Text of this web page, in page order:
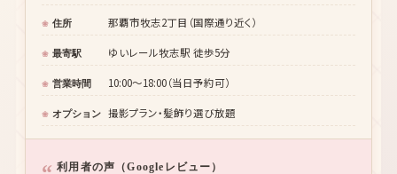
住所 那覇市牧志2丁目（国際通り近く）
最寄駅 ゆいレール牧志駅 徒歩5分
営業時間 10:00〜18:00（当日予約可）
オプション 撮影プラン・髪飾り選び放題
利用者の声（Googleレビュー）